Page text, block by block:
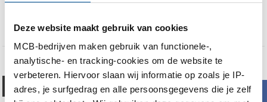
Deze website maakt gebruik van cookies
MCB-bedrijven maken gebruik van functionele-,
analytische- en tracking-cookies om de website te
verbeteren. Hiervoor slaan wij informatie op zoals je IP-
adres, je surfgedrag en alle persoonsgegevens die je zelf
“Ik draag graag bij aan het succes van de MCB Campus”
Toekomstbestendig
ondernemen met de 3 P’s bij
b